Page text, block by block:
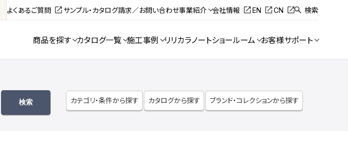
よくあるご質問 サンプル・カタログ請求／お問い合わせ事業紹介 会社情報 EN CN 検索
商品を探す カタログ一覧 施工事例 リリカラノートショールーム お客様サポート
カテゴリ・条件から探す カタログから探す ブランド・コレクションから探す